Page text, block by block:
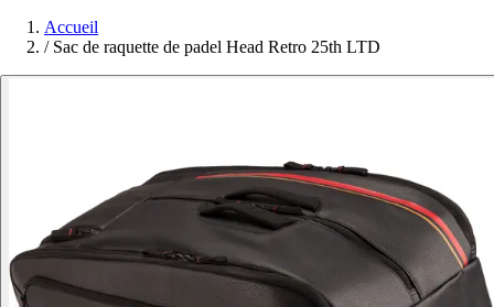
Accueil
/ Sac de raquette de padel Head Retro 25th LTD